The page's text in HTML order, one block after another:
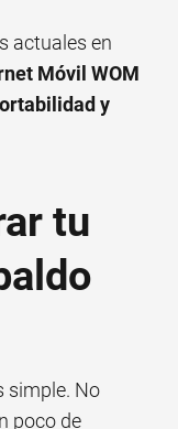
actuales en
Móvil WOM
y
tu
simple. No
poco de